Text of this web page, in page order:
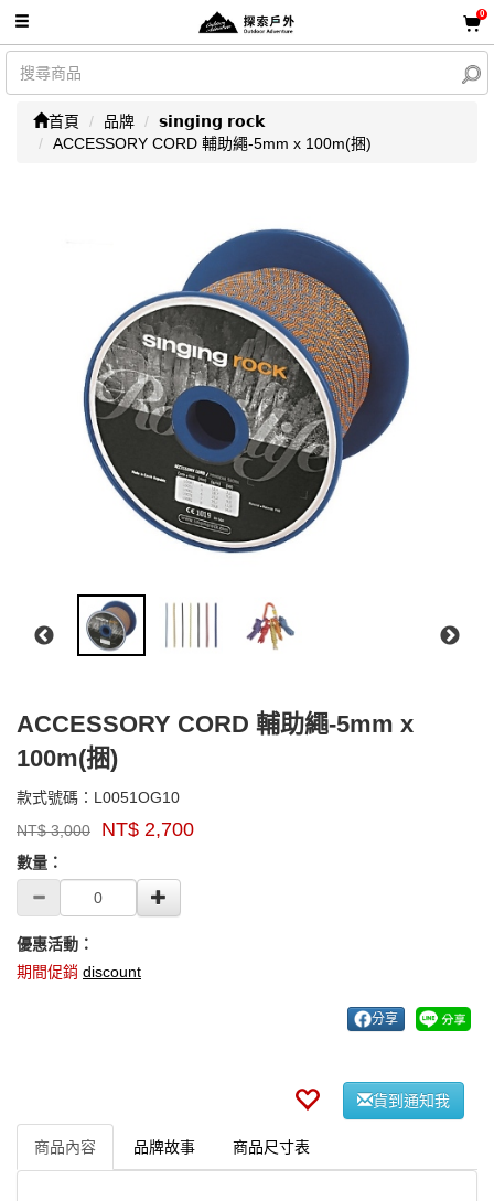
0
首頁 品牌
𝘀𝗶𝗻𝗴𝗶𝗻𝗴 𝗿𝗼𝗰𝗸
ACCESSORY CORD 輔助繩-5mm x 100m(捆)
ACCESSORY CORD 輔助繩-5mm x
100m(捆)
款式號碼： L0051OG10L0051OG10
牌：
singing
rock
NT$3,000 NT$ 2,700
GOODS000000000000002549025
數量：
優惠活動：
期間促銷 discount
分享
貨到通知我
商品內容 品牌故事 商品尺寸表